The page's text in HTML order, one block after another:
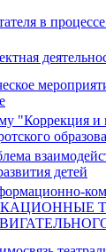
в
"Коррекция и
детей